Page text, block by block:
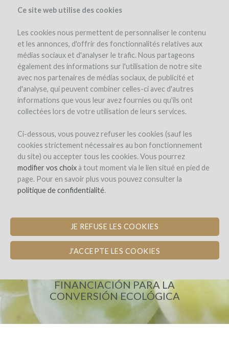
Ce site web utilise des cookies
Les cookies nous permettent de personnaliser le contenu
et les annonces, d'offrir des fonctionnalités relatives aux
médias sociaux et d'analyser le trafic. Nous partageons
également des informations sur l'utilisation de notre site
avec nos partenaires de médias sociaux, de publicité et
d'analyse, qui peuvent combiner celles-ci avec d'autres
informations que vous leur avez fournies ou qu'ils ont
collectées lors de votre utilisation de leurs services.
Ci-dessous, vous pouvez refuser les cookies (sauf les
cookies strictement nécessaires au bon fonctionnement
du site) ou accepter tous les cookies. Vous pourrez
modifier vos choixà tout moment via le lien situé en pied de
page. Pour en savoir plus vous pouvez consulter la
politique de confidentialité.
JE REFUSE LES COOKIES
J'ACCEPTE LES COOKIES
el proyecto el equipo detalles del proyecto los reembolsos en vino
winefunders(83)
CHÂTEAU DE BEL
FINANCIACIÓN PARA LA
CONVERSIÓN ECOLÓGICA